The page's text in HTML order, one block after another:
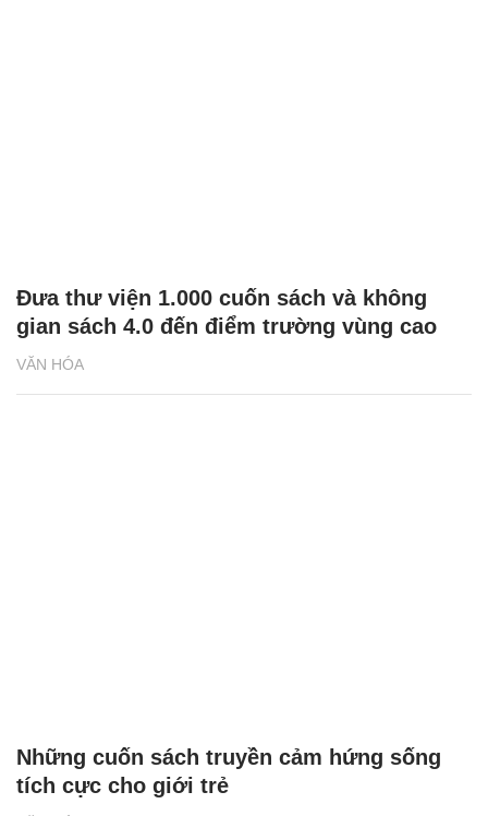
VĂN HÓA
Đưa thư viện 1.000 cuốn sách và không
gian sách 4.0 đến điểm trường vùng cao
Những cuốn sách truyền cảm hứng sống
tích cực cho giới trẻ